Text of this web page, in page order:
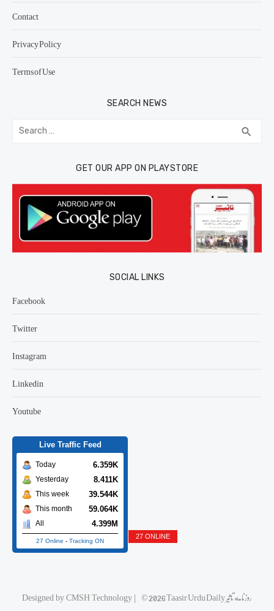
Contact
Privacy Policy
Terms of Use
SEARCH NEWS
Search
for: search
GET OUR APP ON PLAYSTORE
SOCIAL LINKS
Facebook
Twitter
Instagram
Linkedin
Youtube
Live Traffic Feed
Today 6.359K
Yesterday 8.411K
This week 39.544K
This month 59.064K
All 4.399M
27 Online - Tracking ON
27 ONLINE
Designed byCMSH Technology| © 2026 Taasir Urdu Daily روزنامه تاثیر